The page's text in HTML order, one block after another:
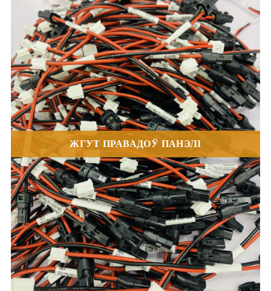
ЖГУТ ПРАВАДОЎ ПАНЭЛІ